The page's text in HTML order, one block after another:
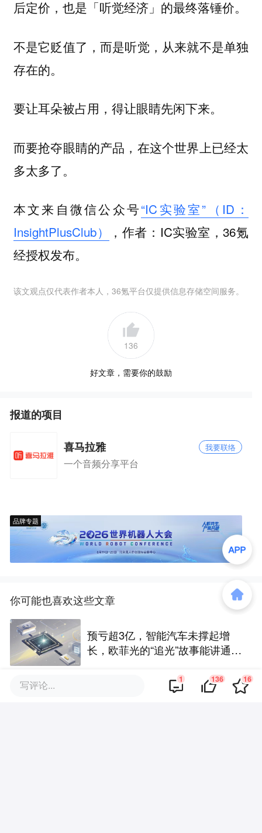
后定价，也是「听觉经济」的最终落锤价。
不是它贬值了，而是听觉，从来就不是单独
存在的。
要让耳朵被占用，得让眼睛先闲下来。
而要抢夺眼睛的产品，在这个世界上已经太
多太多了。
本文来自微信公众号“IC实验室”（ID：
InsightPlusClub）
，作者：IC实验室，36氪
经授权发布。
该文观点仅代表作者本人，36氪平台仅提供信息存储空间服务。
136
好文章，需要你的鼓励
报道的项目
喜马拉雅 我要联络
一个音频分享平台
品牌专题
你可能也喜欢这些文章
预亏超3亿，智能汽车未撑起增
长，欧菲光的“追光”故事能讲通
家居上市公司，都想靠AI、半导
写评论... 1 136 16